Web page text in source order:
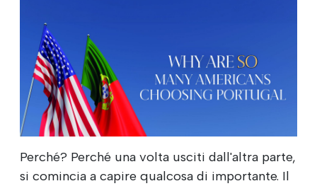
Perché? Perché una volta usciti dall'altra parte,
si comincia a capire qualcosa di importante. Il